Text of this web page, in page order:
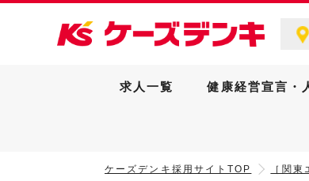
求人一覧 健康経営宣言・
ケーズデンキ採用サイトTOP ［関